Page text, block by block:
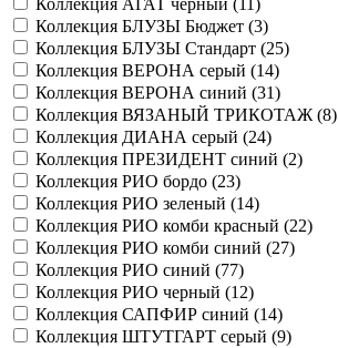
Коллекция АГАТ черный (
)
Коллекция БЛУЗЫ Бюджет (3)
Коллекция БЛУЗЫ Стандарт (25)
Коллекция ВЕРОНА серый (14)
Коллекция ВЕРОНА синий (31)
Коллекция ВЯЗАНЫЙ ТРИКОТАЖ (8)
Коллекция ДИАНА серый (24)
Коллекция ПРЕЗИДЕНТ синий (2)
Коллекция РИО бордо (23)
Коллекция РИО зеленый (14)
Коллекция РИО комби красный (22)
Коллекция РИО комби синий (27)
Коллекция РИО синий (77)
Коллекция РИО черный (12)
Коллекция САПФИР синий (14)
Коллекция ШТУТГАРТ серый (9)